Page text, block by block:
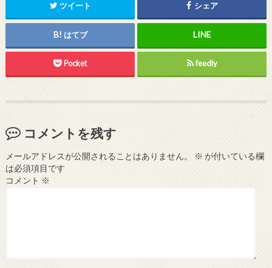
ツイート シェア
はてブ
Pocket feedly
コメントを残す
メールアドレスが公開されることはありません。 ※ が付いている欄
は必須項目です
コメント ※